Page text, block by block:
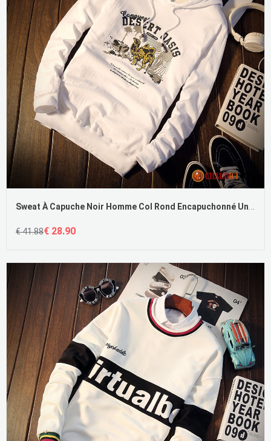
Sweat À Capuche Noir Homme Col Rond Encapuchonné Une Veste Étudiant Blanc Grande Taille Soldes
€ 41.88€ 28.90